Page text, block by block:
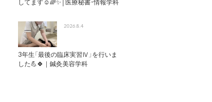
2026.8.4
3年生「最後の臨床実習Ⅳ」を行いま
した💪🍀｜鍼灸美容学科